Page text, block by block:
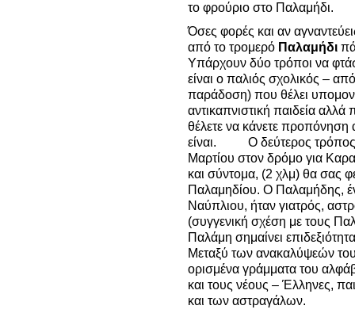
το φρούριο στο Παλαμήδι.
Όσες φορές και αν
από το τρομερό Παλαμήδι
Υπάρχουν δύο τρόποι να
είναι ο παλιός σχολικός –
παράδοση) που θέλει
αντικαπνιστική παιδεία αλλά
θέλετε να κάνετε προπόνηση
είναι. Ο δεύτερος τρόπος,
Μαρτίου στον δρόμο για
και σύντομα, (2 χλμ) θα σας
Παλαμηδίου. Ο Παλαμήδης,
Ναύπλιου, ήταν γιατρός,
(συγγενική σχέση με τους
Παλάμη σημαίνει
Μεταξύ των ανακαλύψεών
ορισμένα γράμματα του
και τους νέους – Έλληνες,
και των αστραγάλων.